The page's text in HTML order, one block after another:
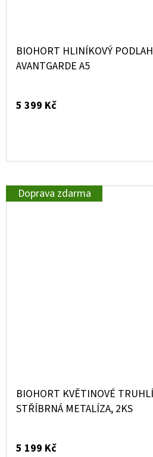
BIOHORT HLINÍKOVÝ
AVANTGARDE A5
5 399 Kč
Doprava zdarma
BIOHORT KVĚTINOVÉ
STŘÍBRNÁ METALÍZA, 2KS
5 199 Kč